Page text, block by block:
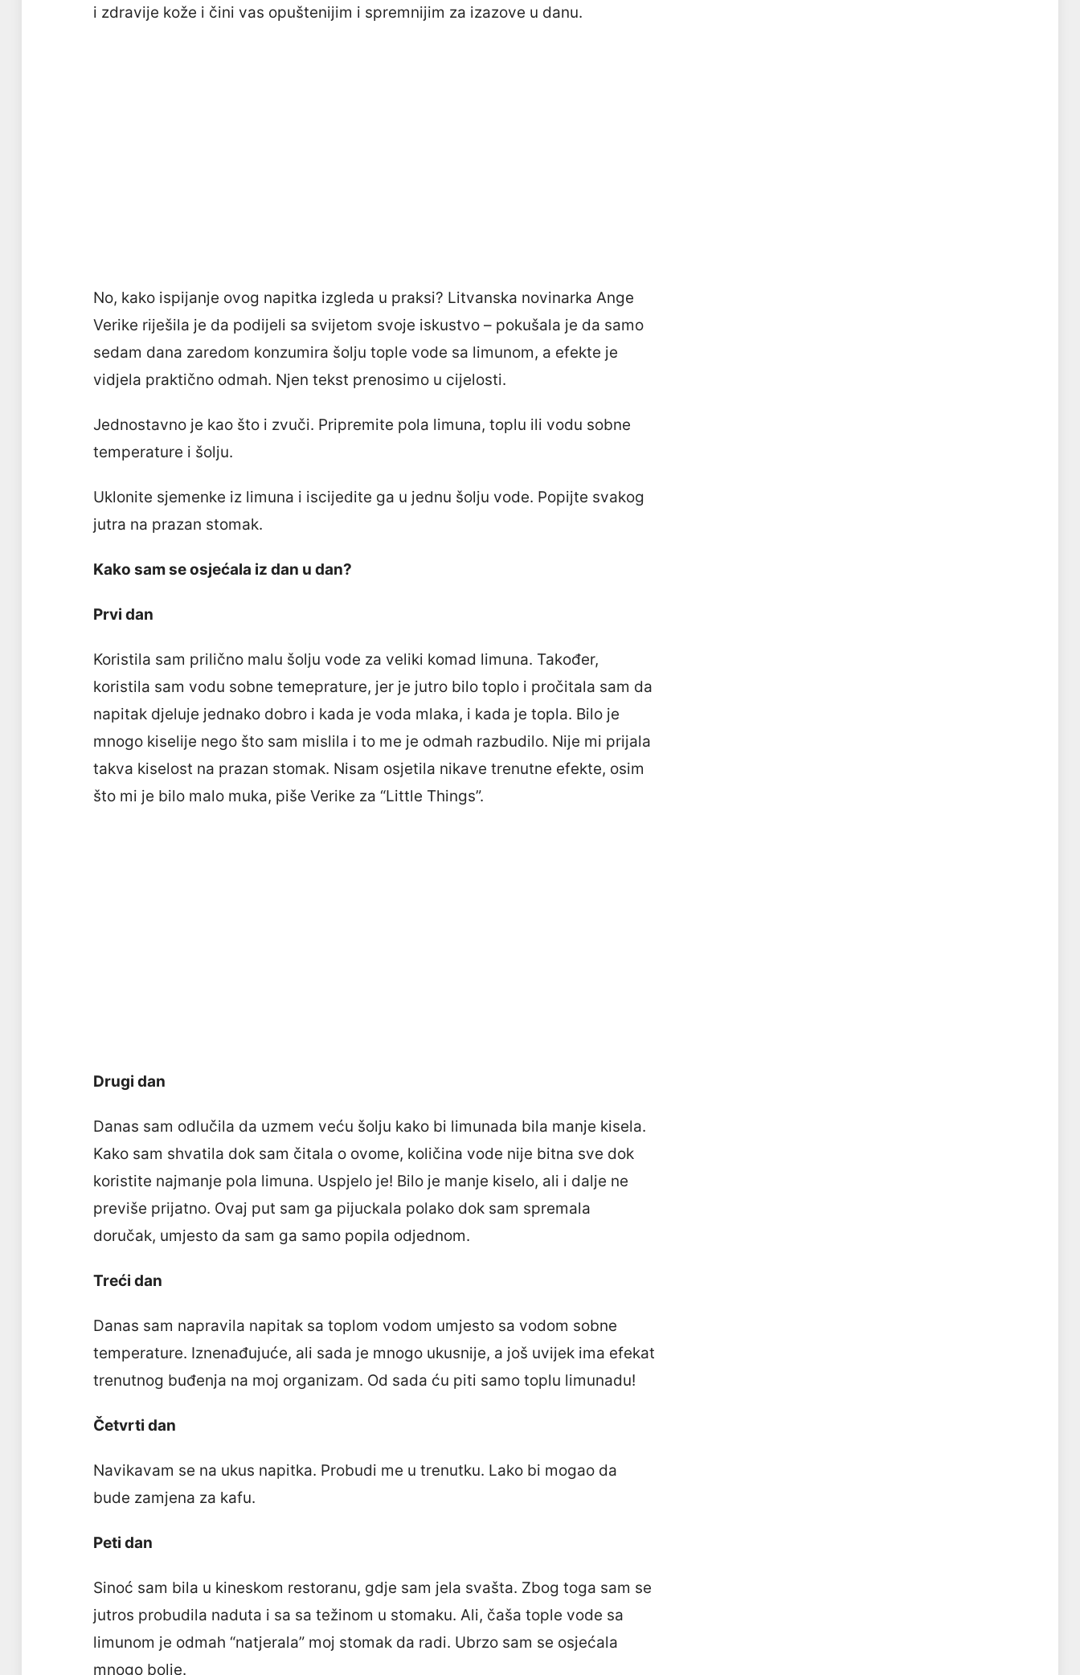
i zdravije kože i čini vas opuštenijim i spremnijim za izazove u danu.
No, kako ispijanje ovog napitka izgleda u praksi? Litvanska novinarka Ange
Verike riješila je da podijeli sa svijetom svoje iskustvo – pokušala je da samo
sedam dana zaredom konzumira šolju tople vode sa limunom, a efekte je
vidjela praktično odmah. Njen tekst prenosimo u cijelosti.
Jednostavno je kao što i zvuči. Pripremite pola limuna, toplu ili vodu sobne
temperature i šolju.
Uklonite sjemenke iz limuna i iscijedite ga u jednu šolju vode. Popijte svakog
jutra na prazan stomak.
Kako sam se osjećala iz dan u dan?
Prvi dan
Koristila sam prilično malu šolju vode za veliki komad limuna. Također,
koristila sam vodu sobne temeprature, jer je jutro bilo toplo i pročitala sam da
napitak djeluje jednako dobro i kada je voda mlaka, i kada je topla. Bilo je
mnogo kiselije nego što sam mislila i to me je odmah razbudilo. Nije mi prijala
takva kiselost na prazan stomak. Nisam osjetila nikave trenutne efekte, osim
što mi je bilo malo muka, piše Verike za “Little Things”.
Drugi dan
Danas sam odlučila da uzmem veću šolju kako bi limunada bila manje kisela.
Kako sam shvatila dok sam čitala o ovome, količina vode nije bitna sve dok
koristite najmanje pola limuna. Uspjelo je! Bilo je manje kiselo, ali i dalje ne
previše prijatno. Ovaj put sam ga pijuckala polako dok sam spremala
doručak, umjesto da sam ga samo popila odjednom.
Treći dan
Danas sam napravila napitak sa toplom vodom umjesto sa vodom sobne
temperature. Iznenađujuće, ali sada je mnogo ukusnije, a još uvijek ima efekat
trenutnog buđenja na moj organizam. Od sada ću piti samo toplu limunadu!
Četvrti dan
Navikavam se na ukus napitka. Probudi me u trenutku. Lako bi mogao da
bude zamjena za kafu.
Peti dan
Sinoć sam bila u kineskom restoranu, gdje sam jela svašta. Zbog toga sam se
jutros probudila naduta i sa sa težinom u stomaku. Ali, čaša tople vode sa
limunom je odmah “natjerala” moj stomak da radi. Ubrzo sam se osjećala
mnogo bolje.